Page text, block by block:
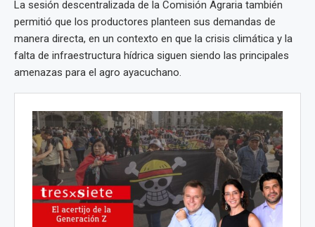
La sesión descentralizada de la Comisión Agraria también
permitió que los productores planteen sus demandas de
manera directa, en un contexto en que la crisis climática y la
falta de infraestructura hídrica siguen siendo las principales
amenazas para el agro ayacuchano.